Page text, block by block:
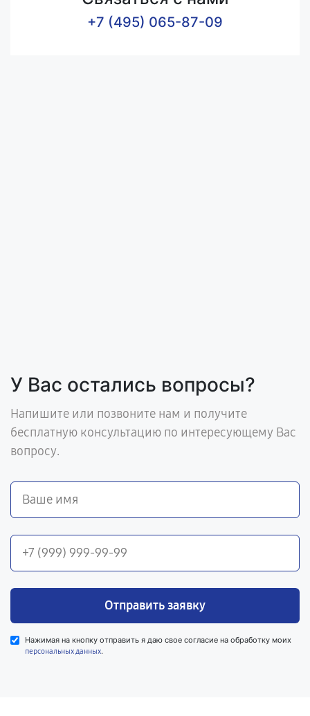
+7 (495) 065-87-09
У Вас остались вопросы?
Напишите или позвоните нам и получите
бесплатную консультацию по интересующему Вас
вопросу.
Отправить заявку
Нажимая на кнопку отправить я даю свое согласие на обработку моих
персональных данных.